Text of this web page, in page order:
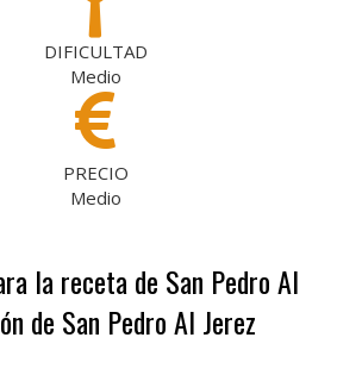
DIFICULTAD
Medio
PRECIO
Medio
la receta de San Pedro Al
de San Pedro Al Jerez